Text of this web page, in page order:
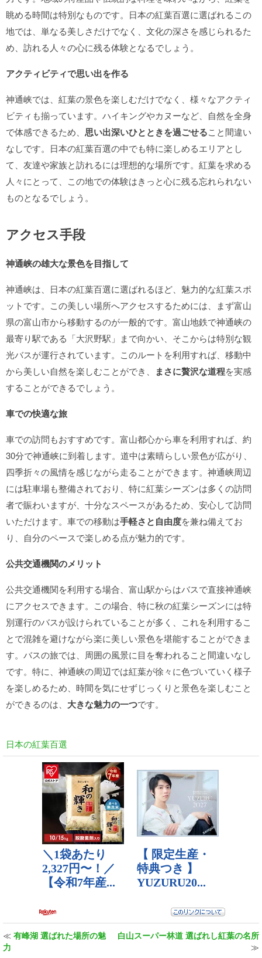
眺める時間は特別なものです。日本の紅葉百選に選ばれるこの
地では、単なる美しさだけでなく、文化の深さを感じられるた
め、訪れる人々の心に残る体験となるでしょう。
アクティビティで思い出を作る
神通峡では、紅葉の景色を楽しむだけでなく、様々なアクティ
ビティも揃っています。ハイキングやカヌーなど、自然を全身
で体感できるため、 思い出深いひとときを過ごせること間違い
なしです。日本の紅葉百選の中でも特に楽しめるエリアとし
て、友達や家族と訪れるには理想的な場所です。紅葉を求める
人々にとって、この地での体験はきっと心に残る忘れられない
ものとなるでしょう。
アクセス手段
神通峡の雄大な景色を目指して
神通峡は、日本の紅葉百選に選ばれるほど、魅力的な紅葉スポ
ットです。この美しい場所へアクセスするためには、まず富山
県の富山市から移動するのが一般的です。富山地鉄で神通峡の
最寄り駅である「大沢野駅」まで向かい、そこからは特別な観
光バスが運行されています。このルートを利用すれば、移動中
から美しい自然を楽しむことができ、
まさに贅沢な道程を実感
することができるでしょう。
車での快適な旅
車での訪問もおすすめです。富山都心から車を利用すれば、約
30分で神通峡に到着します。道中は素晴らしい景色が広がり、
四季折々の風情を感じながら走ることができます。神通峡周辺
には駐車場も整備されており、特に紅葉シーズンは多くの訪問
者で賑わいますが、十分なスペースがあるため、安心して訪問
いただけます。車での移動は手軽さと自由度を兼ね備えてお
り、自分のペースで楽しめる点が魅力的です。
公共交通機関のメリット
公共交通機関を利用する場合、富山駅からはバスで直接神通峡
にアクセスできます。この場合、特に秋の紅葉シーズンには特
別運行のバスが設けられていることが多く、これを利用するこ
とで混雑を避けながら楽に美しい景色を堪能することができま
す。バスの旅では、周囲の風景に目を奪われること間違いなし
です。特に、神通峡の周辺では紅葉が徐々に色づいていく様子
を楽しめるため、時間を気にせずじっくりと景色を楽しむこと
ができるのは、 大きな魅力の一つです。
日本の紅葉百選
≪ 有峰湖 選ばれた場所の魅
力
白山スーパー林道 選ばれし紅葉の名所
≫